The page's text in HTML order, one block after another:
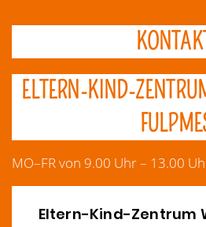
ELTERN-KIND-
MO–FR von 9.00 Uhr – 13.00
Eltern-Kind-Zentrum